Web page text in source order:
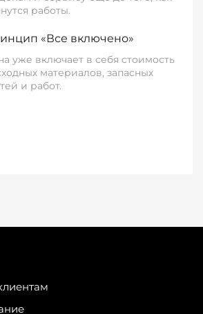
работы.
«Все включено»
уже включает в себя стоимость
материалов, запасных
и работ.